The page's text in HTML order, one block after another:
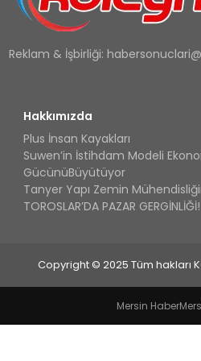
Reklam & İşbirliği:
Hakkımızda
Plus İnsan Kayakları
Suwen’in İstihdam Modeli
GücünüBüyütüyor
Tanyer Yapı Zemin
TOROSLAR’DA PAZAR GERGİNLİĞİ!
Copyright © 2025 Tüm hakları
Mersin Haber